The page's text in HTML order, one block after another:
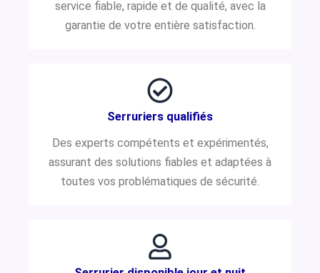
service fiable, rapide et de qualité, avec la
garantie de votre entière satisfaction.
Serruriers qualifiés
Des experts compétents et expérimentés,
assurant des solutions fiables et adaptées à
toutes vos problématiques de sécurité.